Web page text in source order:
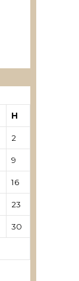
Н
2
9
16
23
30